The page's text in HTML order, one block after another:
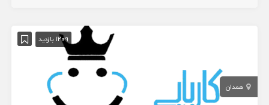
1209 بازدید
همدان